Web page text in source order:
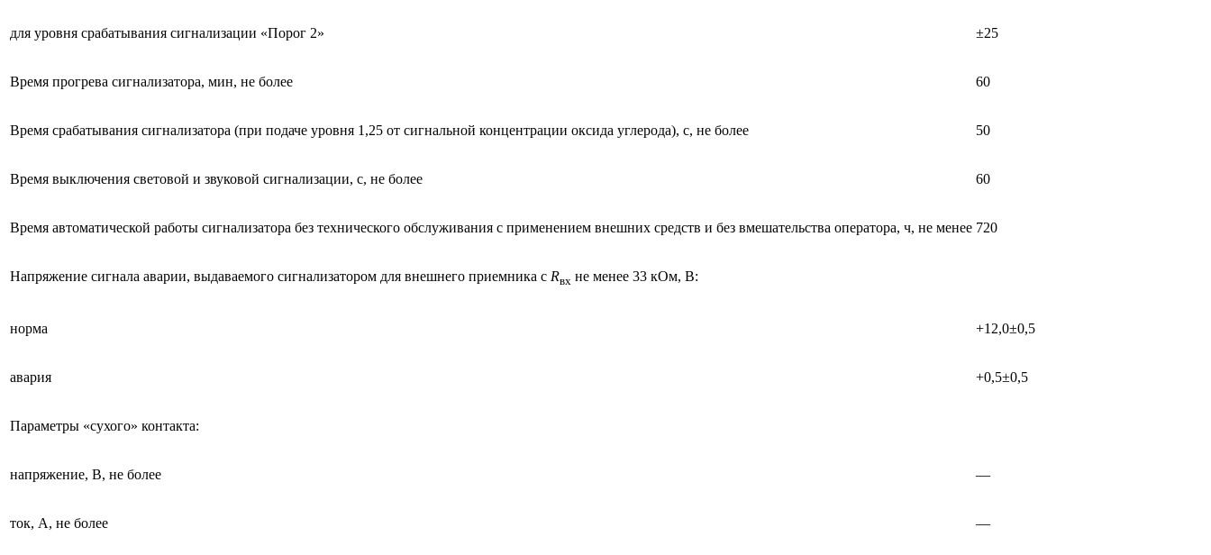
для уровня срабатывания сигнализации «Порог 2» ±25
Время прогрева сигнализатора, мин, не более 60
Время срабатывания сигнализатора (при подаче уровня 1,25 от сигнальной концентрации оксида углерода), с, не более 50
Время выключения световой и звуковой сигнализации, с, не более 60
Время автоматической работы сигнализатора без технического обслуживания с применением внешних средств и без вмешательства оператора, ч, не менее 720
Напряжение сигнала аварии, выдаваемого сигнализатором для внешнего приемника с Rвх не менее 33 кОм, В:
норма +12,0±0,5
авария +0,5±0,5
Параметры «сухого» контакта:
напряжение, В, не более —
ток, А, не более —